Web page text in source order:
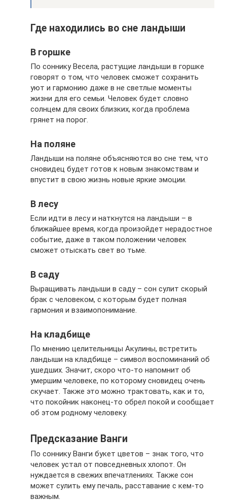
Где находились во сне ландыши
В горшке
По соннику Весела, растущие ландыши в горшке
говорят о том, что человек сможет сохранить
уют и гармонию даже в не светлые моменты
жизни для его семьи. Человек будет словно
солнцем для своих близких, когда проблема
грянет на порог.
На поляне
Ландыши на поляне объясняются во сне тем, что
сновидец будет готов к новым знакомствам и
впустит в свою жизнь новые яркие эмоции.
В лесу
Если идти в лесу и наткнутся на ландыши – в
ближайшее время, когда произойдет нерадостное
событие, даже в таком положении человек
сможет отыскать свет во тьме.
В саду
Выращивать ландыши в саду – сон сулит скорый
брак с человеком, с которым будет полная
гармония и взаимопонимание.
На кладбище
По мнению целительницы Акулины, встретить
ландыши на кладбище – символ воспоминаний об
ушедших. Значит, скоро что-то напомнит об
умершим человеке, по которому сновидец очень
скучает. Также это можно трактовать, как и то,
что покойник наконец-то обрел покой и сообщает
об этом родному человеку.
Предсказание Ванги
По соннику Ванги букет цветов – знак того, что
человек устал от повседневных хлопот. Он
нуждается в свежих впечатлениях. Также сон
может сулить ему печаль, расставание с кем-то
важным.